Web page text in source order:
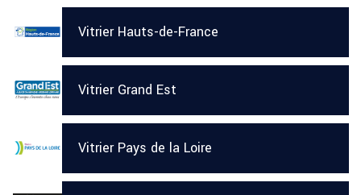
Vitrier Hauts-de-France
Vitrier Grand Est
Vitrier Pays de la Loire